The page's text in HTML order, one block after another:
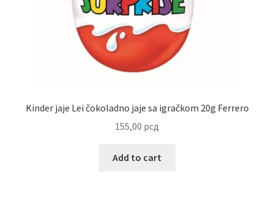
Kinder jaje Lei čokoladno jaje sa igračkom 20g Ferrero
155,00 рсд
Add to cart